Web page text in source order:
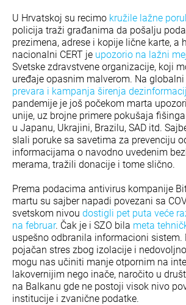
U Hrvatskoj su recimo kružile lažne
policija traži građanima da pošalju
prezimena, adrese i kopije lične karte, a
nacionalni CERT je upozorio na lažni
Svetske zdravstvene organizacije, koji
uređaje opasnim malverom. Na globalni
prevara i kampanja širenja
pandemije je još počekom marta
unije, uz brojne primere pokušaja
u Japanu, Ukrajini, Brazilu, SAD itd.
slali poruke sa savetima za prevenciju
informacijama o navodno uvedenim
merama, tražili donacije i tome slično.
Prema podacima antivirus kompanije
martu su sajber napadi povezani sa
svetskom nivou dostigli pet puta veće
na februar. Čak je i SZO bila meta
uspešno odbranila informacioni sistem.
pojačan stres zbog izolacije i
mogu nas učiniti manje otpornim na
lakovernijim nego inače, naročito u
na Balkanu gde ne postoji visok nivo
institucije i zvanične podatke.